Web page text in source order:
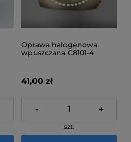
Oprawa halogenowa
wpuszczana C8101-4
41,00 zł
- +
szt.